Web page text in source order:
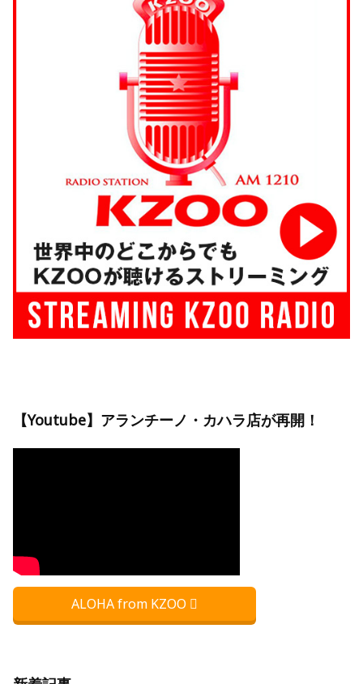
【Youtube】アランチーノ・カハラ店が再開！
ALOHA from KZOO